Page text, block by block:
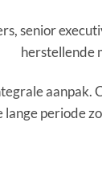
senior
herstellende
aanpak.
lange periode